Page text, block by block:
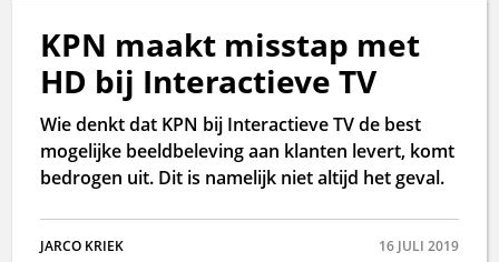
KPN maakt misstap met
HD bij Interactieve TV
Wie denkt dat KPN bij Interactieve TV de best
mogelijke beeldbeleving aan klanten levert, komt
bedrogen uit. Dit is namelijk niet altijd het geval.
JARCO KRIEK
16 JULI 2019